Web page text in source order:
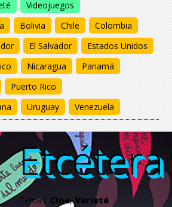
Videojuegos
Bolivia Chile
Colombia
El Salvador
Estados Unidos
Nicaragua
Panamá
Puerto Rico
Uruguay Venezuela
Etcétera
Etcétera
Etcétera
Etcétera
Temas: Cine,Varieté